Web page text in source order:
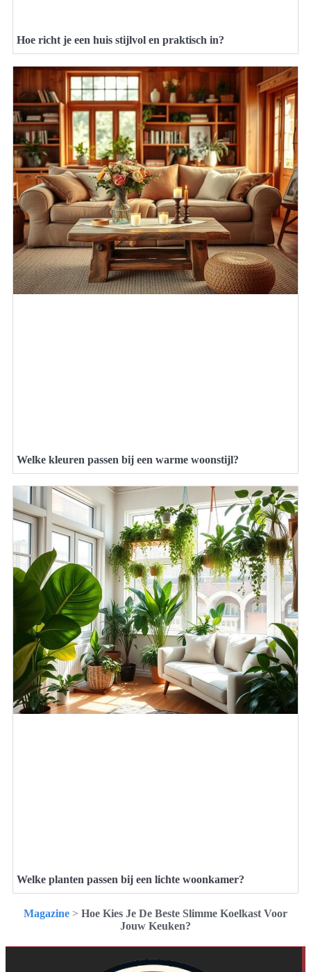
Hoe richt je een huis stijlvol en praktisch in?
Welke kleuren passen bij een warme woonstijl?
Welke planten passen bij een lichte woonkamer?
Magazine > Hoe Kies Je De Beste Slimme Koelkast Voor
Jouw Keuken?